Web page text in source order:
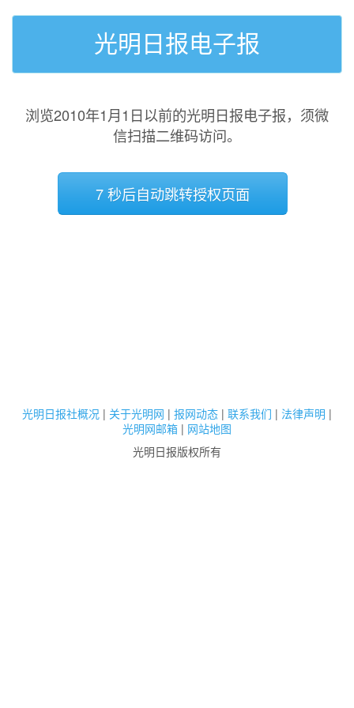
光明日报电子报
浏览2010年1月1日以前的光明日报电子报，须微
信扫描二维码访问。
7 秒后自动跳转授权页面
光明日报社概况 | 关于光明网 | 报网动态 | 联系我们 | 法律声明 |
光明网邮箱 | 网站地图
光明日报版权所有